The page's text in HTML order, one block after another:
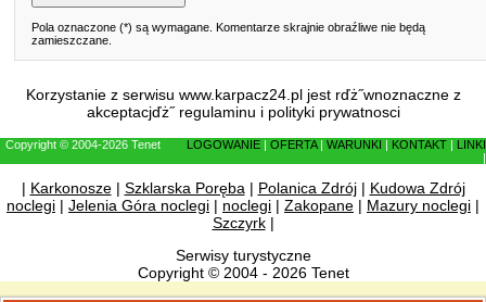
Pola oznaczone (*) są wymagane. Komentarze skrajnie obraźliwe nie będą
zamieszczane.
Korzystanie z serwisu www.karpacz24.pl jest rďż˝wnoznaczne z
akceptacjďż˝ regulaminu i polityki prywatnosci
Copyright © 2004-2026 Tenet LOGOWANIE OFERTA| WARUNKI KONTAKT
LINKI
| Karkonosze| Szklarska Poręba| Polanica Zdrój| Kudowa Zdrój
noclegi | Jelenia Góra noclegi | noclegi | Zakopane | Mazury noclegi |
Szczyrk|
Serwisy turystyczne
Copyright © 2004 - 2026 Tenet